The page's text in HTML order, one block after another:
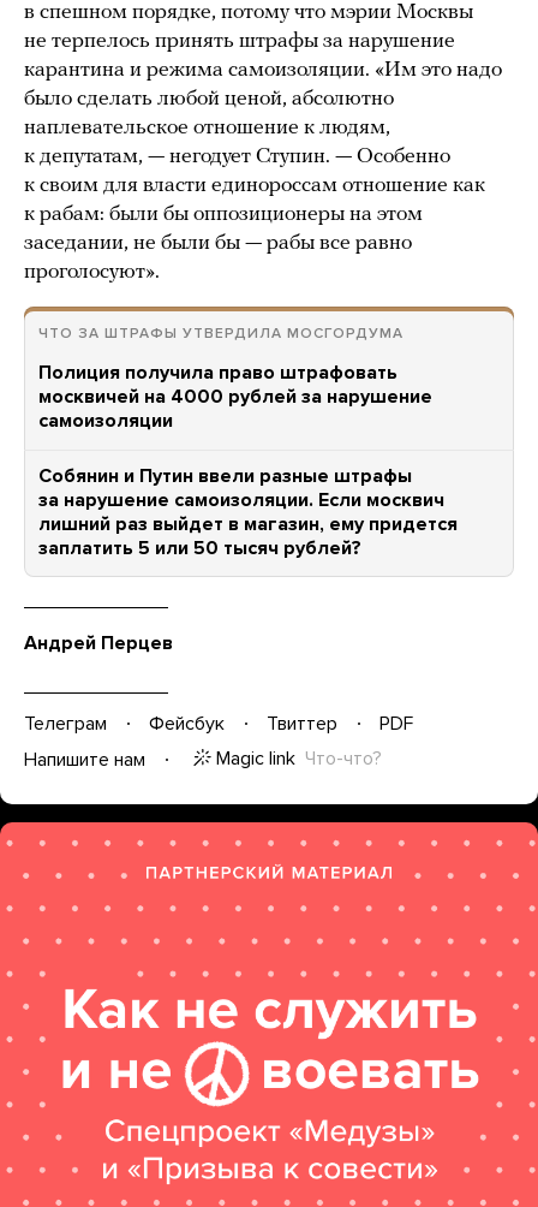
в спешном порядке, потому что мэрии Москвы
не терпелось принять штрафы за нарушение
карантина и режима самоизоляции. «Им это надо
было сделать любой ценой, абсолютно
наплевательское отношение к людям,
к депутатам, — негодует Ступин. — Особенно
к своим для власти единороссам отношение как
к рабам: были бы оппозиционеры на этом
заседании, не были бы — рабы все равно
проголосуют».
ЧТО ЗА ШТРАФЫ УТВЕРДИЛА МОСГОРДУМА
Полиция получила право штрафовать
москвичей на 4000 рублей за нарушение
самоизоляции
Собянин и Путин ввели разные штрафы
за нарушение самоизоляции. Если москвич
лишний раз выйдет в магазин, ему придется
заплатить 5 или 50 тысяч рублей?
Андрей Перцев
Телеграм Фейсбук Твиттер
PDF
Напишите нам
Magic link Что-что?